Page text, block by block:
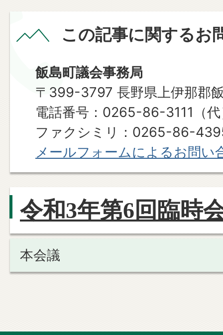
この記事に関するお
飯島町議会事務局
〒399-3797 長野県上伊那郡
電話番号：0265-86-3111（
ファクシミリ：0265-86-
メールフォームによるお問い
令和3年第6回臨時
本会議